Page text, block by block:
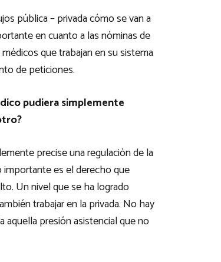
pública – privada cómo se van a
en cuanto a las nóminas de
que trabajan en su sistema
de peticiones.
pudiera simplemente
precise una regulación de la
importante es el derecho que
Un nivel que se ha logrado
trabajar en la privada. No hay
aquella presión asistencial que no